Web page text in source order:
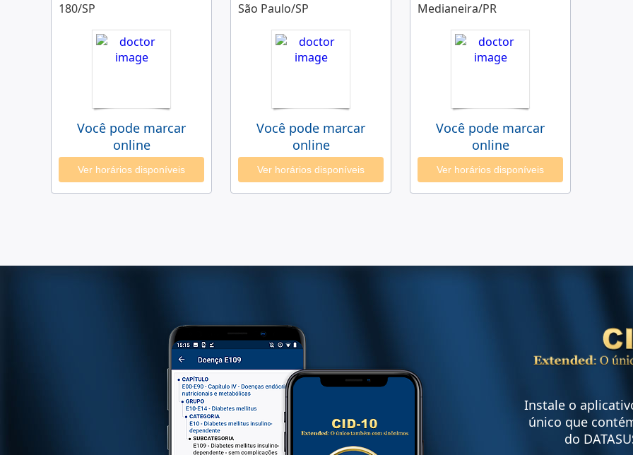
180/SP
Você pode marcar
online
Ver horários disponíveis
São Paulo/SP
Você pode marcar
online
Ver horários disponíveis
Medianeira/PR
Você pode marcar
online
Ver horários disponíveis
Instale o
único que
do